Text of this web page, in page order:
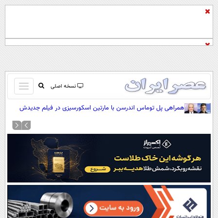
نسخه اصلی
باز
و
بسته
کردن
صفحه اول
آرشیو
نظرسنجی
آب و هوا
اوقات شرعی
سواد زندگی
همراهی پل توماس اندرسن با مارتین اسکورسیزی در فیلم جدیدش